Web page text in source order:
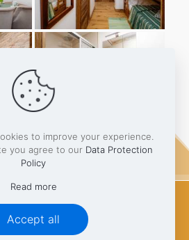
- Fieberbrunn - Pillerseetal -
Kitzbüheler Alpen
to improve your experience.
you agree to our Data Protection
Policy
Read more
Accept all